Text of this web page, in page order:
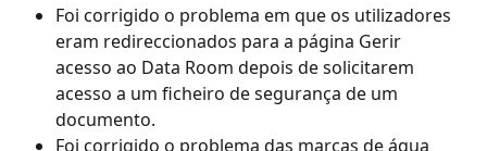
Foi corrigido o problema em que os utilizadores
eram redireccionados para a página Gerir
acesso ao Data Room depois de solicitarem
acesso a um ficheiro de segurança de um
documento.
Foi corrigido o problema das marcas de água